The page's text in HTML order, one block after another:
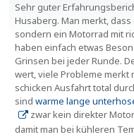
Sehr guter
Husaberg. Man merkt,
sondern ein Motorrad mit
haben einfach etwas
Grinsen bei jeder Runde.
wert, viele Probleme merkt
schicken Ausfahrt total
sind warme lange
zwar kein direkter
damit man bei kühleren